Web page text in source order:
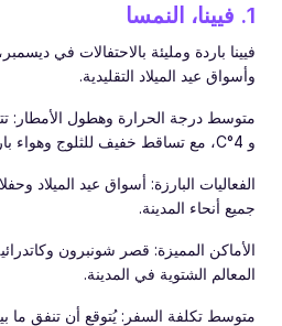
1. فيينا، النمسا
فيينا باردة ومليئة بالاحتفالات في
وأسواق عيد الميلاد التقليدية.
و 4°C، مع تساقط خفيف للثلوج وهواء بارد.
الفعاليات البارزة: أسواق عيد الميلاد
جميع أنحاء المدينة.
الأماكن المميزة: قصر شونبرون
المعالم الشتوية في المدينة.